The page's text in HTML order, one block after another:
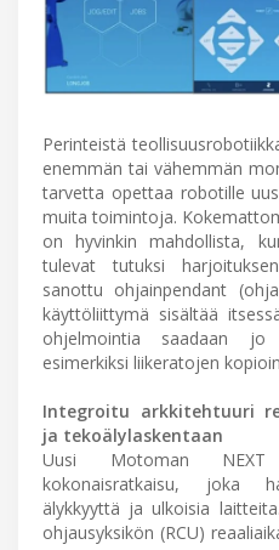
Perinteistä
enemmän tai vähemmän
tarvetta opettaa robotille
muita toimintoja.
on hyvinkin mahdollista,
tulevat tutuksi
sanottu ohjainpendant
käyttöliittymä sisältää
ohjelmointia saadaan jo
esimerkiksi liikeratojen
Integroitu arkkitehtuuri
ja tekoälylaskentaan
Uusi Motoman NEXT
kokonaisratkaisu, joka
älykkyyttä ja ulkoisia
ohjausyksikön (RCU)